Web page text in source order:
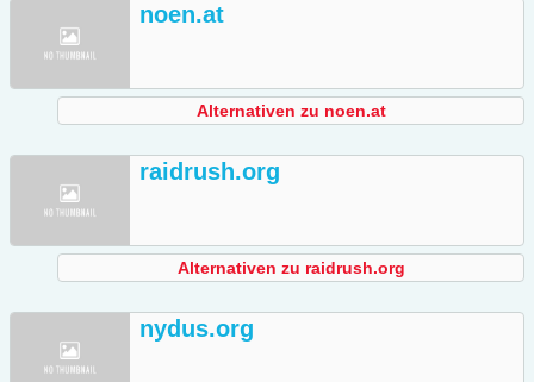
noen.at
Alternativen zu noen.at
raidrush.org
Alternativen zu raidrush.org
nydus.org